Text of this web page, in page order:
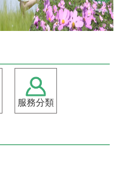
服務分類